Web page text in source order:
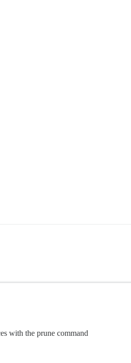
with the prune command